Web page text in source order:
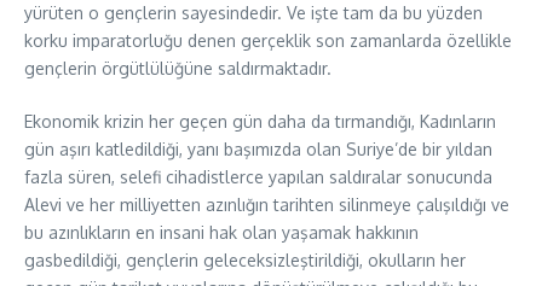
yürüten o gençlerin sayesindedir. Ve işte tam da bu yüzden
korku imparatorluğu denen gerçeklik son zamanlarda özellikle
gençlerin örgütlülüğüne saldırmaktadır.
Ekonomik krizin her geçen gün daha da tırmandığı, Kadınların
gün aşırı katledildiği, yanı başımızda olan Suriye’de bir yıldan
fazla süren, selefi cihadistlerce yapılan saldıralar sonucunda
Alevi ve her milliyetten azınlığın tarihten silinmeye çalışıldığı ve
bu azınlıkların en insani hak olan yaşamak hakkının
gasbedildiği, gençlerin geleceksizleştirildiği, okulların her